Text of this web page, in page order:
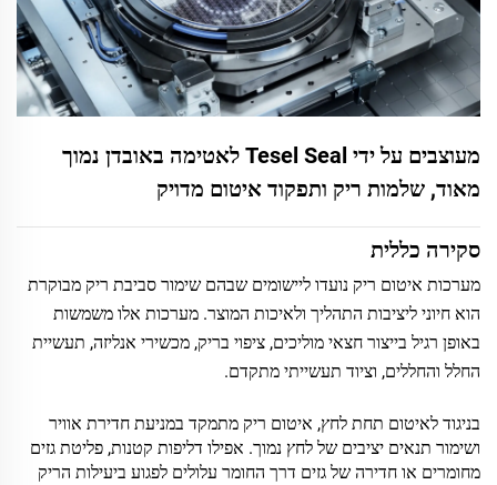
מעוצבים על ידי Tesel Seal לאטימה באובדן נמוך
מאוד, שלמות ריק ותפקוד איטום מדויק
סקירה כללית
מערכות איטום ריק נועדו ליישומים שבהם שימור סביבת ריק מבוקרת
הוא חיוני ליציבות התהליך ולאיכות המוצר. מערכות אלו משמשות
באופן רגיל בייצור חצאי מוליכים, ציפוי בריק, מכשירי אנליזה, תעשיית
החלל והחללים, וציוד תעשייתי מתקדם.
בניגוד לאיטום תחת לחץ, איטום ריק מתמקד במניעת חדירת אוויר
ושימור תנאים יציבים של לחץ נמוך. אפילו דליפות קטנות, פליטת גזים
מחומרים או חדירה של גזים דרך החומר עלולים לפגוע ביעילות הריק